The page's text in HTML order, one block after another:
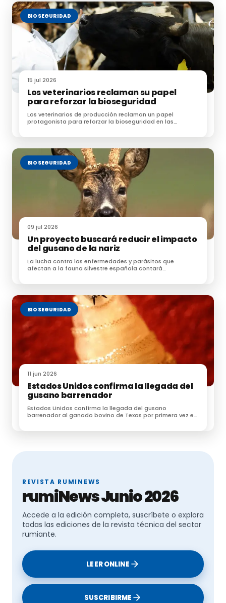
MAPA
Le puede interesar:
Alertan del impacto de la dieta estrictamente
vegetariana en los biomarcadores de salud
producción lechera
BIOSEGURIDAD
15 jul 2026
Los veterinarios reclaman su papel
para reforzar la bioseguridad
Los veterinarios de producción reclaman un papel
protagonista para reforzar la bioseguridad en las
BIOSEGURIDAD
09 jul 2026
Un proyecto buscará reducir el impacto
del gusano de la nariz
La lucha contra las enfermedades y parásitos que
afectan a la fauna silvestre española contará
BIOSEGURIDAD
11 jun 2026
Estados Unidos confirma la llegada del
gusano barrenador
Estados Unidos confirma la llegada del gusano
barrenador al ganado bovino de Texas por primera vez en
REVISTA RUMINEWS
rumiNews Junio 2026
Accede a la edición completa, suscríbete o explora
todas las ediciones de la revista técnica del sector
rumiante.
LEER ONLINE
SUSCRIBIRME